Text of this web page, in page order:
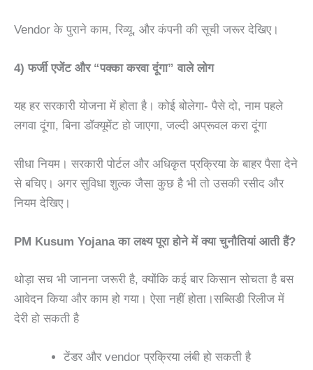
Vendor के पुराने काम, रिव्यू, और कंपनी की सूची जरूर देखिए।
4) फर्जी एजेंट और “पक्का करवा दूंगा” वाले लोग
यह हर सरकारी योजना में होता है। कोई बोलेगा- पैसे दो, नाम पहले
लगवा दूंगा, बिना डॉक्यूमेंट हो जाएगा, जल्दी अप्रूवल करा दूंगा
सीधा नियम। सरकारी पोर्टल और अधिकृत प्रक्रिया के बाहर पैसा देने
से बचिए। अगर सुविधा शुल्क जैसा कुछ है भी तो उसकी रसीद और
नियम देखिए।
PM Kusum Yojana का लक्ष्य पूरा होने में क्या चुनौतियां आती हैं?
थोड़ा सच भी जानना जरूरी है, क्योंकि कई बार किसान सोचता है बस
आवेदन किया और काम हो गया। ऐसा नहीं होता।सब्सिडी रिलीज में
देरी हो सकती है
टेंडर और vendor प्रक्रिया लंबी हो सकती है